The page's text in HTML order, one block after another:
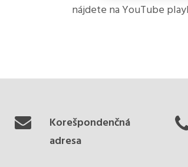
nájdete na YouTube
Korešpondenčná
adresa